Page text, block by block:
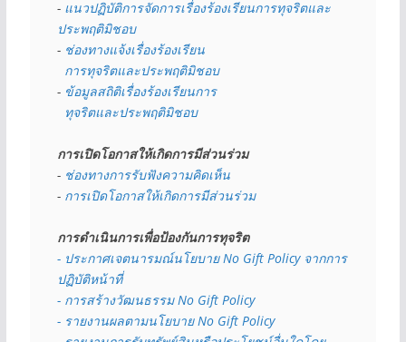
- แนวปฏิบัติการจัดการเรื่องร้องเรียนการทุจริตและ
ประพฤติมิชอบ
- ช่องทางแจ้งเรื่องร้องเรียน
  การทุจริตและประพฤติมิชอบ
- ข้อมูลสถิติเรื่องร้องเรียนการ
  ทุจริตและประพฤติมิชอบ
การเปิดโอกาสให้เกิดการมีส่วนร่วม
- ช่องทางการรับฟังความคิดเห็น
- การเปิดโอกาสให้เกิดการมีส่วนร่วม
การดำเนินการเพื่อป้องกันการทุจริต
- ประกาศเจตนารมณ์นโยบาย No Gift Policy จากการ
ปฏิบัติหน้าที่
- การสร้างวัฒนธรรม No Gift Policy
- รายงานผลตามนโยบาย No Gift Policy